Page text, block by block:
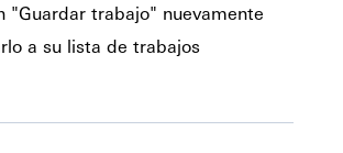
"Guardar trabajo" nuevamente
a su lista de trabajos